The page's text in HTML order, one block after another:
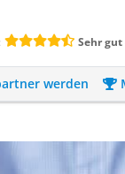
Sehr gut
werden